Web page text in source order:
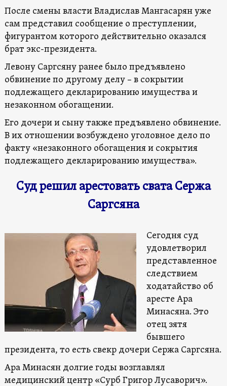
После смены власти Владислав Мангасарян уже
сам представил сообщение о преступлении,
фигурантом которого действительно оказался
брат экс-президента.
Левону Саргсяну ранее было предъявлено
обвинение по другому делу – в сокрытии
подлежащего декларированию имущества и
незаконном обогащении.
Его дочери и сыну также предъявлено обвинение.
В их отношении возбуждено уголовное дело по
факту «незаконного обогащения и сокрытия
подлежащего декларированию имущества».
Суд решил арестовать свата Сержа
Саргсяна
Сегодня суд
удовлетворил
представленное
следствием
ходатайство об
аресте Ара
Минасяна. Это
отец зятя
бывшего
президента, то есть свекр дочери Сержа Саргсяна.
Ара Минасян долгие годы возглавлял
медицинский центр «Сурб Григор Лусаворич».